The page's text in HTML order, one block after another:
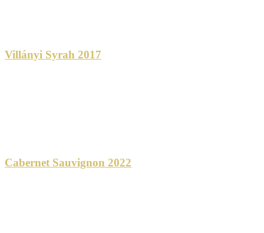
Villányi Syrah 2017
Cabernet Sauvignon 2022